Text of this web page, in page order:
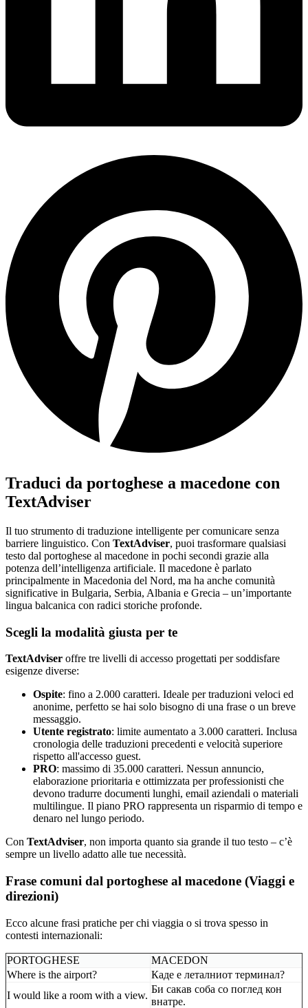
Traduci da portoghese a macedone con
TextAdviser
Il tuo strumento di traduzione intelligente per comunicare senza
barriere linguistico. Con TextAdviser, puoi trasformare qualsiasi
testo dal portoghese al macedone in pochi secondi grazie alla
potenza dell’intelligenza artificiale. Il macedone è parlato
principalmente in Macedonia del Nord, ma ha anche comunità
significative in Bulgaria, Serbia, Albania e Grecia – un’importante
lingua balcanica con radici storiche profonde.
Scegli la modalità giusta per te
TextAdviser offre tre livelli di accesso progettati per soddisfare
esigenze diverse:
Ospite: fino a 2.000 caratteri. Ideale per traduzioni veloci ed
anonime, perfetto se hai solo bisogno di una frase o un breve
messaggio.
Utente registrato: limite aumentato a 3.000 caratteri. Inclusa
cronologia delle traduzioni precedenti e velocità superiore
rispetto all'accesso guest.
PRO: massimo di 35.000 caratteri. Nessun annuncio,
elaborazione prioritaria e ottimizzata per professionisti che
devono tradurre documenti lunghi, email aziendali o materiali
multilingue. Il piano PRO rappresenta un risparmio di tempo e
denaro nel lungo periodo.
Con TextAdviser, non importa quanto sia grande il tuo testo – c’è
sempre un livello adatto alle tue necessità.
Frase comuni dal portoghese al macedone (Viaggi e
direzioni)
Ecco alcune frasi pratiche per chi viaggia o si trova spesso in
contesti internazionali:
PORTOGHESE
MACEDON
Where is the airport?
Каде е леталниот терминал?
I would like a room with a view.
Би сакав соба со поглед кон
внатре.